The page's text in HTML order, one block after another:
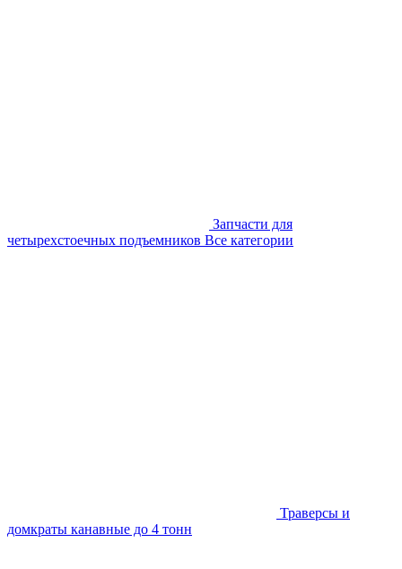
Запчасти для
четырехстоечных подъемников Все категории
Траверсы и
домкраты канавные до 4 тонн